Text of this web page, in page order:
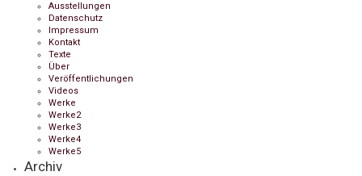
Ausstellungen
Datenschutz
Impressum
Kontakt
Texte
Über
Veröffentlichungen
Videos
Werke
Werke2
Werke3
Werke4
Werke5
Archiv